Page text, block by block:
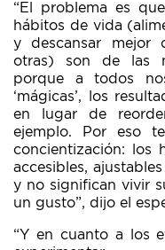
“El problema es
hábitos de vida
y descansar mejor
otras) son de las
porque a todos
‘mágicas’, los
en lugar de
ejemplo. Por eso
concientización: los
accesibles,
y no significan vivir
un gusto”, dijo el
“Y en cuanto a los